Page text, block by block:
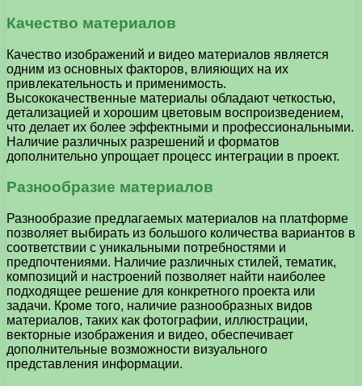
Качество материалов
Качество изображений и видео материалов является
одним из основных факторов, влияющих на их
привлекательность и применимость.
Высококачественные материалы обладают четкостью,
детализацией и хорошим цветовым воспроизведением,
что делает их более эффектными и профессиональными.
Наличие различных разрешений и форматов
дополнительно упрощает процесс интеграции в проект.
Разнообразие материалов
Разнообразие предлагаемых материалов на платформе
позволяет выбирать из большого количества вариантов в
соответствии с уникальными потребностями и
предпочтениями. Наличие различных стилей, тематик,
композиций и настроений позволяет найти наиболее
подходящее решение для конкретного проекта или
задачи. Кроме того, наличие разнообразных видов
материалов, таких как фотографии, иллюстрации,
векторные изображения и видео, обеспечивает
дополнительные возможности визуального
представления информации.